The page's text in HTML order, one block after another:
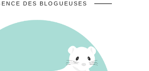
DES BLOGUEUSES